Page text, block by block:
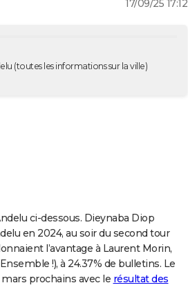
17/09/25 17:12
(toutes les informations sur la ville)
ci-dessous. Dieynaba Diop
en 2024, au soir du second tour
l’avantage à Laurent Morin,
!), à 24.37% de bulletins. Le
prochains avec le résultat des